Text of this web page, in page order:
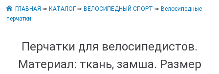
ГЛАВНАЯ ➠КАТАЛОГ ➠ВЕЛОСИПЕДНЫЙ СПОРТ ➠Велосипедные
перчатки
Перчатки для велосипедистов.
Материал: ткань, замша. Размер